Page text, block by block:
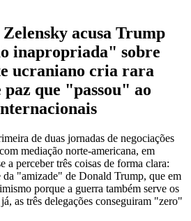
acusa Trump
inapropriada" sobre
ucraniano cria rara
que "passou" ao
de duas jornadas de negociações
mediação norte-americana, em
a perceber três coisas de forma clara:
"amizade" de Donald Trump, que em
porque a guerra também serve os
as três delegações conseguiram "zero"